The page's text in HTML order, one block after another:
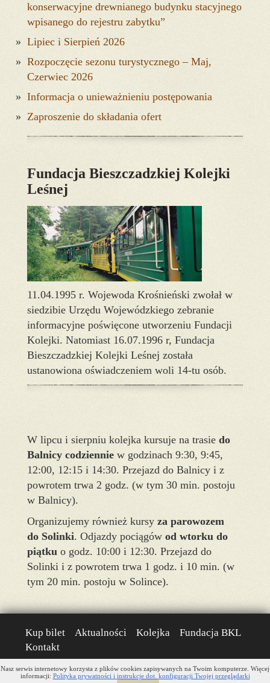
konserwacyjne drewnianego budynku stacyjnego
wpisanego do rejestru zabytku”
Lipiec i Sierpień 2026
Rozpoczęcie sezonu turystycznego – Maj,
Czerwiec 2026
Informacja o unieważnieniu postępowania
Zaproszenie do składania ofert
Fundacja Bieszczadzkiej Kolejki
Leśnej
11.04.1995 r. Wojewoda Krośnieński zwołał w
siedzibie Urzędu Wojewódzkiego zebranie
informacyjne poświęcone utworzeniu Fundacji
Kolejki. Natomiast 16.07.1996 r, Fundacja
Bieszczadzkiej Kolejki Leśnej została
ustanowiona oświadczeniem woli 14-tu osób.
W lipcu i sierpniu kolejka kursuje na trasie do
Balnicy codziennie w godzinach 9:30, 9:45,
12:00, 12:15 i 14:30. Przejazd do Balnicy i z
powrotem trwa 2 godz. (w tym 30 min. postoju
w Balnicy).
Organizujemy również kursy za parowozem
do Solinki. Odjazdy pociągów od wtorku do
piątku o godz. 10:00 i 12:30. Przejazd do
Solinki i z powrotem trwa 1 godz. i 10 min. (w
tym 20 min. postoju w Solince).
Kup bilet Aktualności Kolejka
Fundacja BKL
Kontakt
Wszelkie prawa zastrzeżone - FBKL © 2026
Nasz serwis internetowy korzysta z plików cookies zapisywanych na Twoim komputerze. Więcej
informacji: Polityka prywatności i instrukcje dot. konfiguracji Twojej przeglądarki